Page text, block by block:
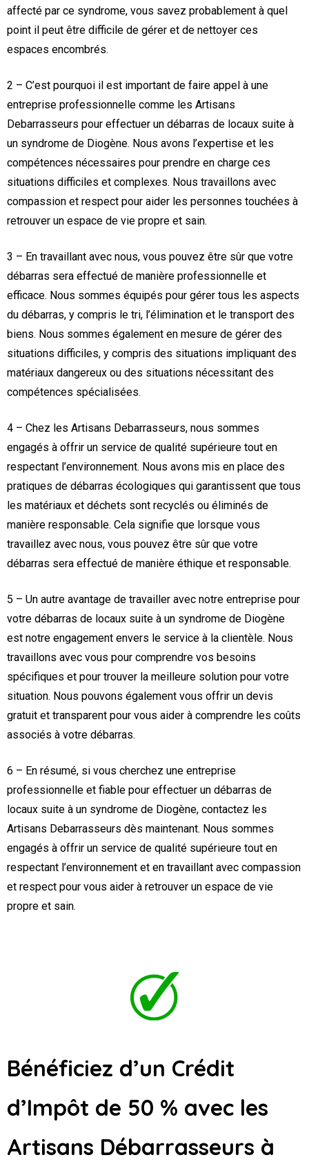
affecté par ce syndrome, vous savez probablement à quel
point il peut être difficile de gérer et de nettoyer ces
espaces encombrés.
2 – C’est pourquoi il est important de faire appel à une
entreprise professionnelle comme les Artisans
Debarrasseurs pour effectuer un débarras de locaux suite à
un syndrome de Diogène. Nous avons l’expertise et les
compétences nécessaires pour prendre en charge ces
situations difficiles et complexes. Nous travaillons avec
compassion et respect pour aider les personnes touchées à
retrouver un espace de vie propre et sain.
3 – En travaillant avec nous, vous pouvez être sûr que votre
débarras sera effectué de manière professionnelle et
efficace. Nous sommes équipés pour gérer tous les aspects
du débarras, y compris le tri, l’élimination et le transport des
biens. Nous sommes également en mesure de gérer des
situations difficiles, y compris des situations impliquant des
matériaux dangereux ou des situations nécessitant des
compétences spécialisées.
4 – Chez les Artisans Debarrasseurs, nous sommes
engagés à offrir un service de qualité supérieure tout en
respectant l’environnement. Nous avons mis en place des
pratiques de débarras écologiques qui garantissent que tous
les matériaux et déchets sont recyclés ou éliminés de
manière responsable. Cela signifie que lorsque vous
travaillez avec nous, vous pouvez être sûr que votre
débarras sera effectué de manière éthique et responsable.
5 – Un autre avantage de travailler avec notre entreprise pour
votre débarras de locaux suite à un syndrome de Diogène
est notre engagement envers le service à la clientèle. Nous
travaillons avec vous pour comprendre vos besoins
spécifiques et pour trouver la meilleure solution pour votre
situation. Nous pouvons également vous offrir un devis
gratuit et transparent pour vous aider à comprendre les coûts
associés à votre débarras.
6 – En résumé, si vous cherchez une entreprise
professionnelle et fiable pour effectuer un débarras de
locaux suite à un syndrome de Diogène, contactez les
Artisans Debarrasseurs dès maintenant. Nous sommes
engagés à offrir un service de qualité supérieure tout en
respectant l’environnement et en travaillant avec compassion
et respect pour vous aider à retrouver un espace de vie
propre et sain.
Bénéficiez d’un Crédit
d’Impôt de 50 % avec les
Artisans Débarrasseurs à